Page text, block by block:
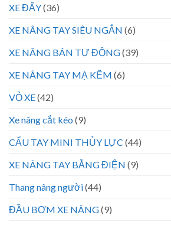
XE ĐẨY(36)
XE NÂNG TAY SIÊU NGẮN (6)
XE NÂNG BÁN TỰ ĐỘNG(39)
XE NÂNG TAY MẠ KẼM (6)
VỎ XE(42)
Xe nâng cắt kéo (9)
CẨU TAY MINI THỦY LỰC (44)
XE NÂNG TAY BẰNG ĐIỆN (9)
Thang nâng người(44)
ĐẦU BƠM XE NÂNG(9)